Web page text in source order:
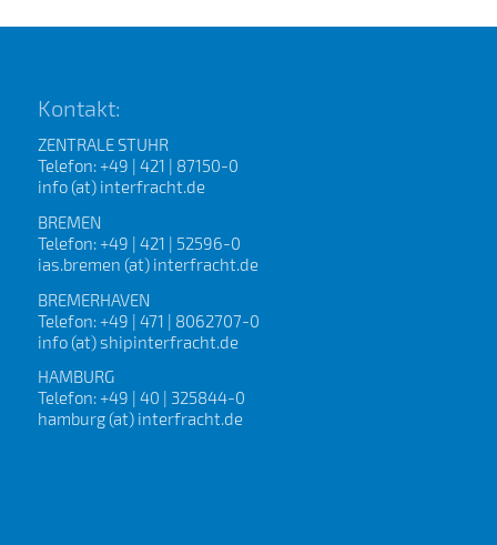
Kontakt:
ZENTRALE STUHR
Telefon: +49 | 421 | 87150-0
info (at) interfracht.de
BREMEN
Telefon: +49 | 421 | 52596-0
ias.bremen (at) interfracht.de
BREMERHAVEN
Telefon: +49 | 471 | 8062707-0
info (at) shipinterfracht.de
HAMBURG
Telefon: +49 | 40 | 325844-0
hamburg (at) interfracht.de